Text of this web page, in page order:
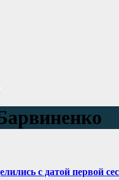
с датой первой